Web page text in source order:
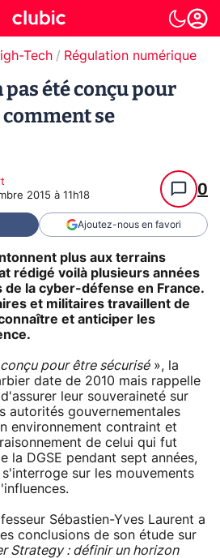
Tech Régulation numérique
pas été conçu pour
se
2015 à 11h18 0
Ajoutez-nous en favori
plus aux terrains
rédigé voilà plusieurs années
de la cyber-défense en France.
et militaires travaillent de
et anticiper les
pour être sécurisé», la
date de 2010 mais rappelle
leur souveraineté sur
autorités gouvernementales
environnement contraint et
de celui qui fut
la DGSE pendant sept années,
sur les mouvements
Sébastien-Yves Laurent a
conclusions de son étude sur
Strategy : définir un horizon